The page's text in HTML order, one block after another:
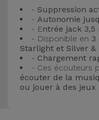
Accessoires
d'ordinateur
Accessoires
iPad et
Tablette
- Suppression
- Autonomie
- Entrée jack 3,5
- Disponible en 3
Starlight et Silver &
- Chargement
- Ces écouteurs
écouter de la
ou jouer à des jeux